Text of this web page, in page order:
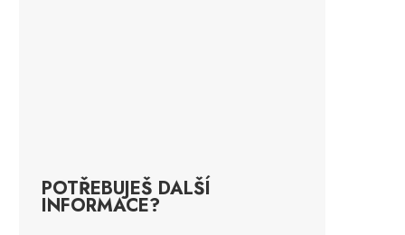
POTŘEBUJEŠ DALŠÍ
INFORMACE?